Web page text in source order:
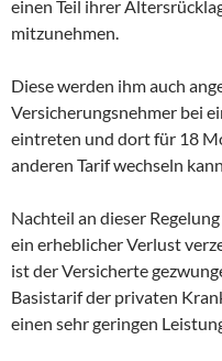
einen Teil ihrer
mitzunehmen.
Diese werden ihm auch
Versicherungsnehmer bei
eintreten und dort für 18
anderen Tarif wechseln
Nachteil an dieser
ein erheblicher Verlust
ist der Versicherte
Basistarif der privaten
einen sehr geringen